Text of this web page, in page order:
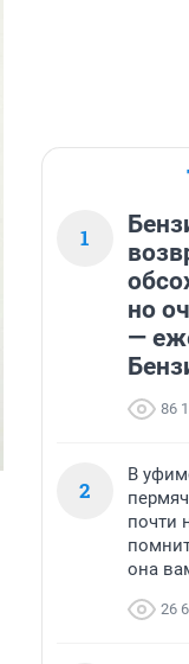
1
но
—
86
2
В
почти
она
26